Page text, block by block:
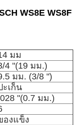
WS8E WS8F
มม
4 "(19 มม.)
มม. (3/8 ")
ะเก็น
"(0.7 มม.)
องแข็ง